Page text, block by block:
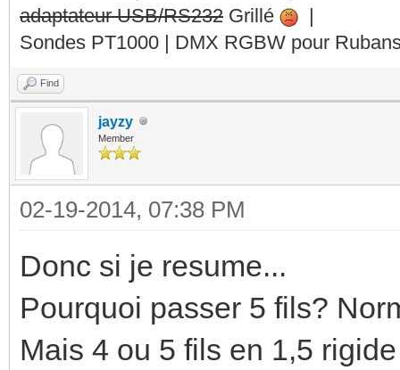
adaptateur USB/RS232 Grillé
|
Sondes PT1000 | DMX RGBW pour
Find
jayzy
Member
02-19-2014, 07:38 PM
Donc si je resume...
Pourquoi passer 5 fils?
Mais 4 ou 5 fils en 1,5